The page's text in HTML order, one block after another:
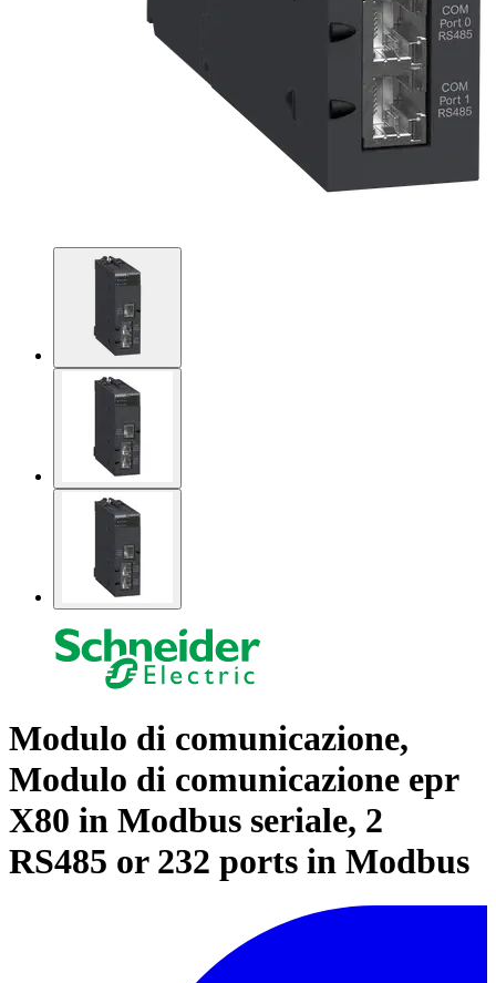
Modulo di comunicazione,
Modulo di comunicazione epr
X80 in Modbus seriale, 2
RS485 or 232 ports in Modbus